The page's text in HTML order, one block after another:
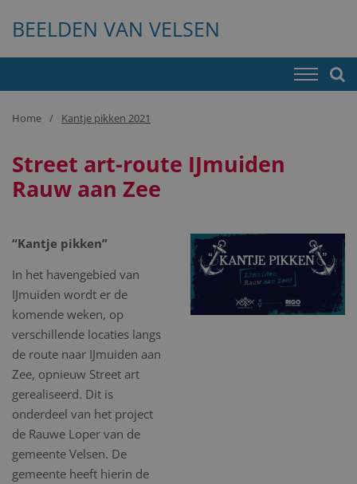
BEELDEN VAN VELSEN
Home Kantje pikken 2021
Street art-route IJmuiden
Rauw aan Zee
“Kantje pikken”
In het havengebied van
IJmuiden wordt er de
komende weken, op
verschillende locaties langs
de route naar IJmuiden aan
Zee, opnieuw Street art
gerealiseerd. Dit is
onderdeel van het project
de Rauwe Loper van de
gemeente Velsen. De
gemeente heeft hierin de